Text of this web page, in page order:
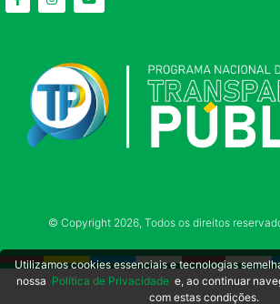
© Copyright 2026, Todos os direitos
Utilizamos cookies essenciais e tecnologias
nossa Política de Privacidadee, ao continuar
com estas condições.